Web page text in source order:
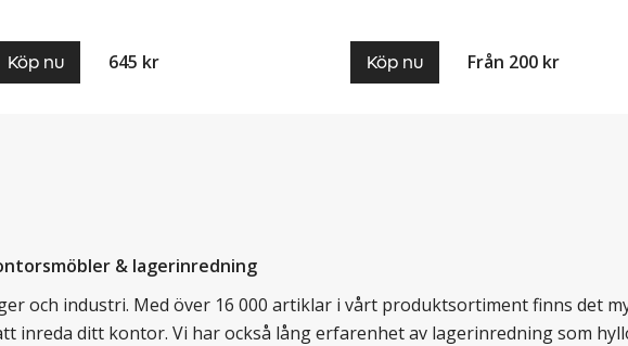
Köp nu 645 kr Köp nu Från 200 kr
& lagerinredning
och industri. Med över 16 000 artiklar i vårt produktsortiment finns det
inreda ditt kontor. Vi har också lång erfarenhet av lagerinredning som